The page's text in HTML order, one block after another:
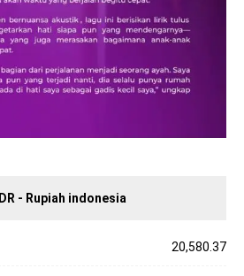
IDR - Rupiah indonesia
20,580.37